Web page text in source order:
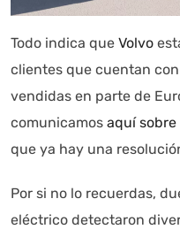
Todo indica que Volvo
clientes que cuentan
vendidas en parte de
comunicamos aquí sobre
que ya hay una
Por si no lo recuerdas,
eléctrico detectaron
Autoanalítica IA
Estoy aquí para encontrar
información referencial
Asistente con IA en